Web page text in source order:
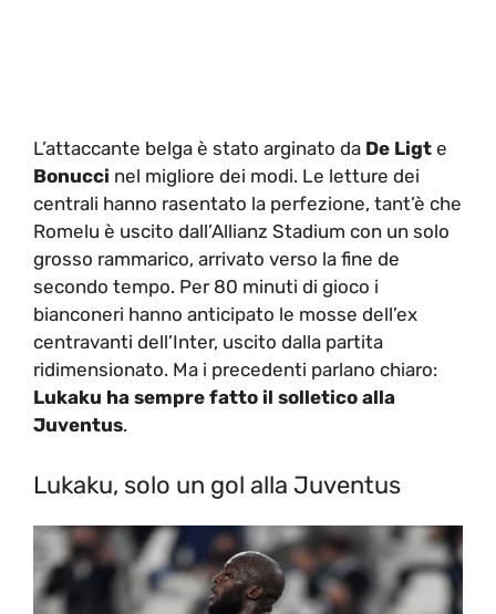
L’attaccante belga è stato arginato da De Ligt e
Bonucci nel migliore dei modi. Le letture dei
centrali hanno rasentato la perfezione, tant’è che
Romelu è uscito dall’Allianz Stadium con un solo
grosso rammarico, arrivato verso la fine de
secondo tempo. Per 80 minuti di gioco i
bianconeri hanno anticipato le mosse dell’ex
centravanti dell’Inter, uscito dalla partita
ridimensionato. Ma i precedenti parlano chiaro:
Lukaku ha sempre fatto il solletico alla
Juventus.
Lukaku, solo un gol alla Juventus